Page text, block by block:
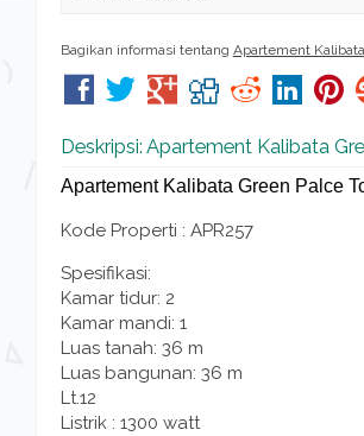
Bagikan informasi tentang Apartement
Deskripsi: Apartement Kalibata
Apartement Kalibata Green Palce
Kode Properti : APR257
Spesifikasi:
Kamar tidur: 2
Kamar mandi: 1
Luas tanah: 36 m
Luas bangunan: 36 m
Lt.12
Listrik : 1300 watt